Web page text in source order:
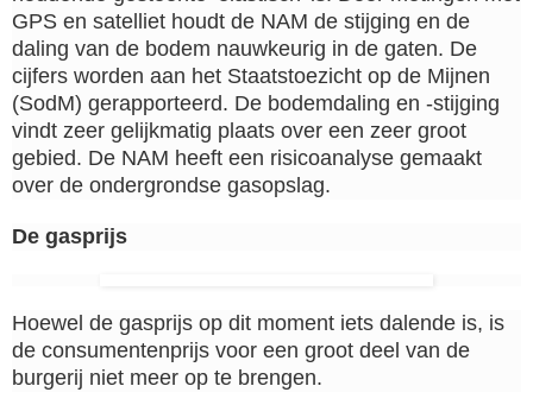
GPS en satelliet houdt de NAM de stijging en de
daling van de bodem nauwkeurig in de gaten. De
cijfers worden aan het Staatstoezicht op de Mijnen
(SodM) gerapporteerd. De bodemdaling en -stijging
vindt zeer gelijkmatig plaats over een zeer groot
gebied. De NAM heeft een risicoanalyse gemaakt
over de ondergrondse gasopslag.
De gasprijs
Hoewel de gasprijs op dit moment iets dalende is, is
de consumentenprijs voor een groot deel van de
burgerij niet meer op te brengen.